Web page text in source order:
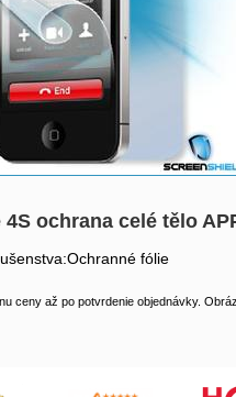
ochrana celé tělo
fólie
ceny až po potvrdenie objednávky.